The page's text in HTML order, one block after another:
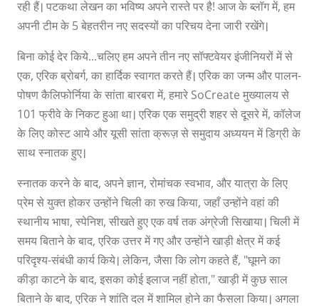
रही हैं। पटकथा लेखन का भविष्य अपने रास्ते पर है! आज के ब्लॉग में, हम
अपनी टीम के 5 बेहतरीन नए सदस्यों का परिचय देना जारी रखेंगे।
बिना कोई देर किये...चलिए हम अपने तीन नए सॉफ्टवेयर इंजीनियरों में से
एक, एरिक ब्रोबर्ग, का हार्दिक स्वागत करते हैं। एरिक का जन्म और पालन-
पोषण कैलिफोर्निया के सांता बारबरा में, हमारे SoCreate मुख्यालय से
101 फ्रीवे के निकट हुआ था। एरिक एक समुद्री शहर से दूसरे में, कॉलेज
के लिए कोस्ट आये और यूसी सांता क्रूज़ से समुदाय अध्ययन में डिग्री के
साथ स्नातक हुए।
स्नातक करने के बाद, अपने ज्ञान, रोमांचक स्वभाव, और यात्रा के लिए
प्रेम से युक्त होकर उन्होंने चिली का रुख किया, जहाँ उन्होंने वहां की
स्थानीय भाषा, स्पेनिश, सीखते हुए एक वर्ष तक अंग्रेजी सिखाया। चिली में
समय बिताने के बाद, एरिक उत्तर में गए और उन्होंने खाड़ी क्षेत्र में कई
परिदृश्य-संबंधी कार्य किये। लेकिन, जैसा कि लोग कहते हैं, "घूमने का
कीड़ा काटने के बाद, इसका कोई इलाज नहीं होता," खाड़ी में कुछ साल
बिताने के बाद, एरिक ने शांति दल में शामिल होने का फैसला किया। अगला